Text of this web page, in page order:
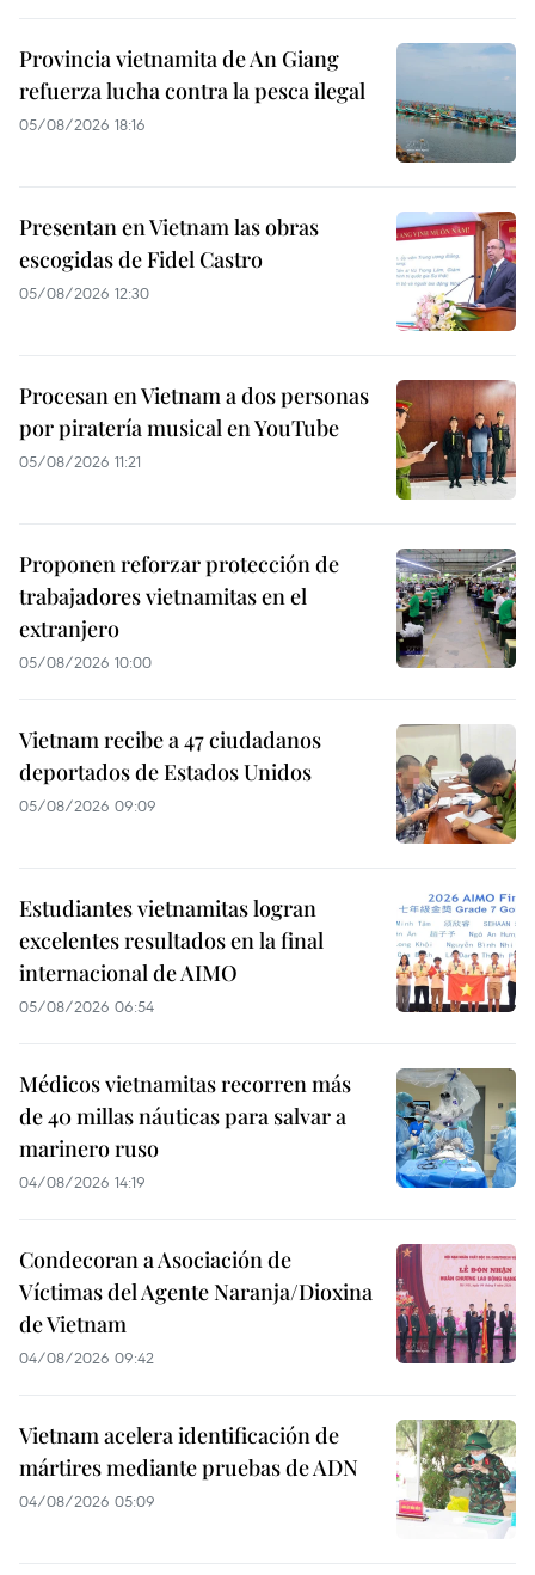
Provincia vietnamita de An Giang
refuerza lucha contra la pesca ilegal
05/08/2026 18:16
Presentan en Vietnam las obras
escogidas de Fidel Castro
05/08/2026 12:30
Procesan en Vietnam a dos personas
por piratería musical en YouTube
05/08/2026 11:21
Proponen reforzar protección de
trabajadores vietnamitas en el
extranjero
05/08/2026 10:00
Vietnam recibe a 47 ciudadanos
deportados de Estados Unidos
05/08/2026 09:09
Estudiantes vietnamitas logran
excelentes resultados en la final
internacional de AIMO
05/08/2026 06:54
Médicos vietnamitas recorren más
de 40 millas náuticas para salvar a
marinero ruso
04/08/2026 14:19
Condecoran a Asociación de
Víctimas del Agente Naranja/Dioxina
de Vietnam
04/08/2026 09:42
Vietnam acelera identificación de
mártires mediante pruebas de ADN
04/08/2026 05:09